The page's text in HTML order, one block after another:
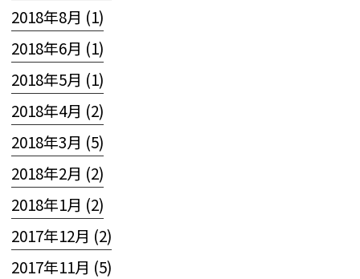
2018年8月 (1)
2018年6月 (1)
2018年5月 (1)
2018年4月 (2)
2018年3月 (5)
2018年2月 (2)
2018年1月 (2)
2017年12月 (2)
2017年11月 (5)